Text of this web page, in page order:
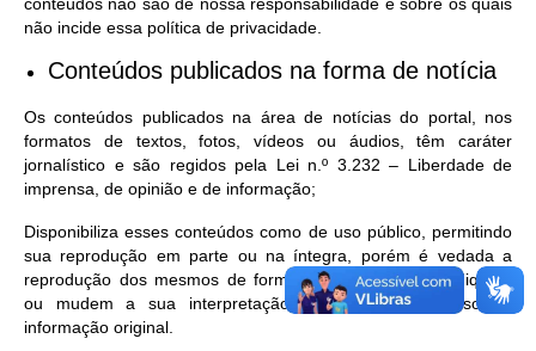
não incide essa política de privacidade.
Conteúdos publicados na forma de notícia
Os conteúdos publicados na área de notícias do portal, nos
formatos de textos, fotos, vídeos ou áudios, têm caráter
jornalístico e são regidos pela Lei n.º 3.232 – Liberdade de
imprensa, de opinião e de informação;
Disponibiliza esses conteúdos como de uso público, permitindo
sua reprodução em parte ou na íntegra, porém é vedada a
reprodução dos mesmos de forma alterada, que prejudiquem
ou mudem a sua interpretação com objetivos inversos à
informação original.